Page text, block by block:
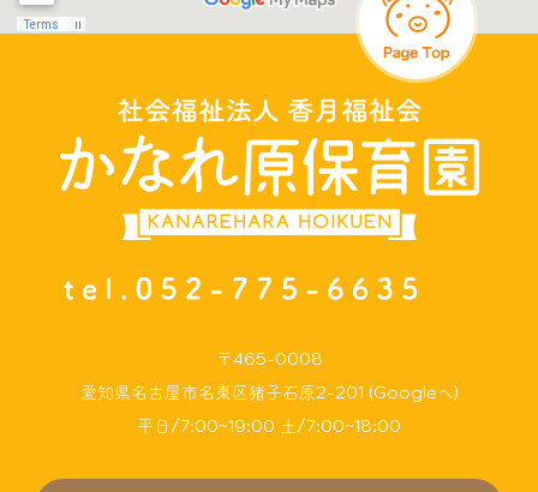
〒465-0008
愛知県名古屋市名東区猪子石原2-201 (Googleへ)
平日/7:00~19:00 土/7:00~18:00